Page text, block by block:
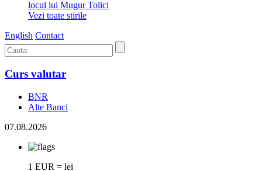
locul lui Mugur Tolici
Vezi toate stirile
English Contact
Curs valutar
BNR
Alte Banci
07.08.2026
1 EUR = lei